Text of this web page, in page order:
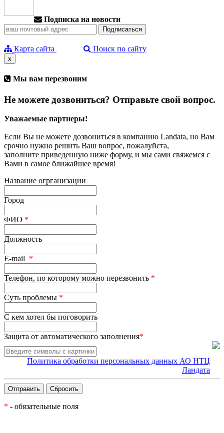
Подписка на новости
Карта сайта Поиск по сайту
x
Мы вам перезвоним
Не можете дозвониться? Отправьте свой вопрос.
Уважаемые партнеры!
Если Вы не можете дозвониться в компанию Landata, но Вам
срочно нужно решить Ваш вопрос, пожалуйста,
заполните приведенную ниже форму, и мы сами свяжемся с
Вами в самое ближайшее время!
Название огрганизации
Город
ФИО *
Должность
E-mail *
Телефон, по которому можно перезвонить *
Суть проблемы *
С кем хотел бы поговорить
Защита от автоматического заполнения*
Политика обработки персональных данных АО НТЦ
Ландата
* - обязательные поля